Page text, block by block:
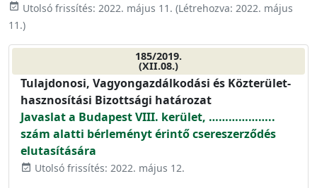
event_available Utolsó frissítés: 2022. május 11. (Létrehozva: 2022. május
11.)
185/2019.
(XII.08.)
Tulajdonosi, Vagyongazdálkodási és Közterület-
hasznosítási Bizottsági határozat
Javaslat a Budapest VIII. kerület, ………………..
szám alatti bérleményt érintő csereszerződés
elutasítására
event_available Utolsó frissítés: 2022. május 12.